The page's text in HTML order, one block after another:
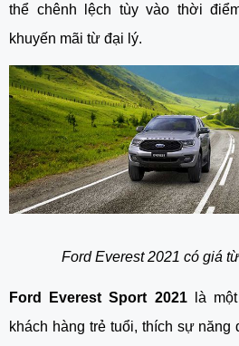
thể chênh lệch tùy vào thời
khuyến mãi từ đại lý.
Ford Everest 2021 có giá
Ford Everest Sport 2021 là một
khách hàng trẻ tuổi, thích sự năng